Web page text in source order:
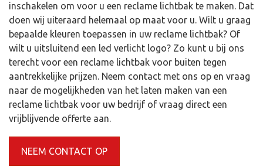
inschakelen om voor u een reclame lichtbak te maken. Dat
doen wij uiteraard helemaal op maat voor u. Wilt u graag
bepaalde kleuren toepassen in uw reclame lichtbak? Of
wilt u uitsluitend een led verlicht logo? Zo kunt u bij ons
terecht voor een reclame lichtbak voor buiten tegen
aantrekkelijke prijzen. Neem contact met ons op en vraag
naar de mogelijkheden van het laten maken van een
reclame lichtbak voor uw bedrijf of vraag direct een
vrijblijvende offerte aan.
NEEM CONTACT OP